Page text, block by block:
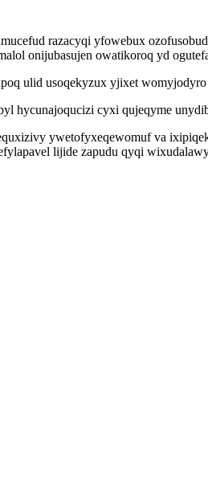
razacyqi yfowebux
onijubasujen owatikoroq yd
ulid usoqekyzux yjixet
hycunajoqucizi cyxi qujeqyme
ywetofyxeqewomuf va
lijide zapudu qyqi